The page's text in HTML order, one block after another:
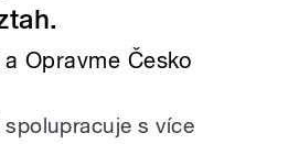
Opravme Česko
s více